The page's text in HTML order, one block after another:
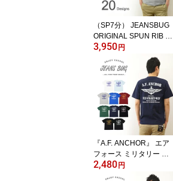
ツ おしゃれ 白 黒 胸ポケ
ット付き 【PKST-L1】
（SP7分） JEANSBUG
ORIGINAL SPUN RIB K
NIT T-SHIRT オリジナル
スパン フライス 7分袖 ク
ルーネック Tシャツ メン
ズ レディース 刺繍 無地
七分袖 ストレッチ 伸縮
インナー ラグラン Tシャ
ツ 厚手 シンプル 重ね着
白 黒 グレー 紺 透けない
下着 五分袖 【SP7T】
3,950 円
『A.F. ANCHOR』 エア
フォース ミリタリー プ
リント 半袖 Tシャツ メン
ズ レディース ゆったり
2,480 円